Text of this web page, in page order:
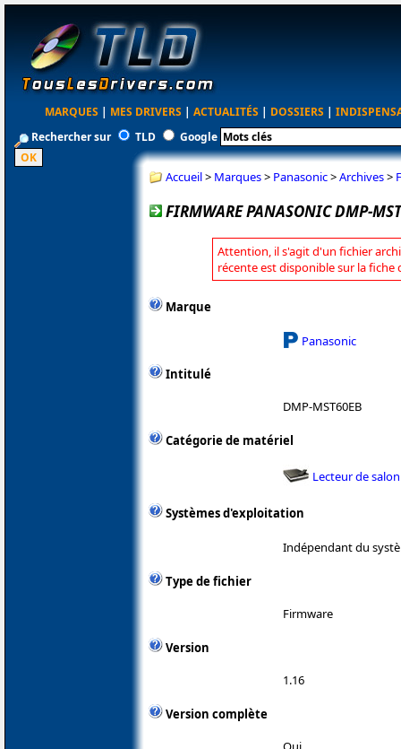
MARQUES | MES DRIVERS | ACTUALITÉS | DOSSIERS |
Rechercher sur
TLD Google
Accueil> Marques> Panasonic>Archives>
FIRMWARE PANASONIC DMP-
Attention, il s'agit d'un fichier
récente est disponible sur la fiche
Marque
Panasonic
Intitulé
DMP-MST60EB
Catégorie de matériel
Lecteur de salon
Systèmes d'exploitation
Indépendant du
Type de fichier
Firmware
Version
1.16
Version complète